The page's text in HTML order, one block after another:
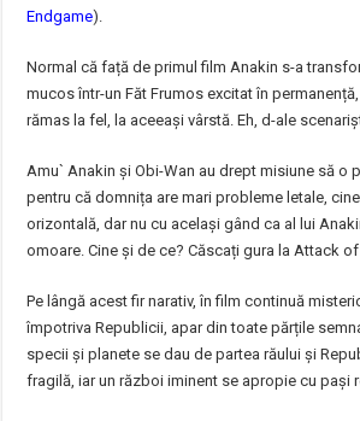
Endgame).
Normal că față de primul film Anakin s-a
mucos într-un Făt Frumos excitat în
rămas la fel, la aceeași vârstă. Eh, d-ale
Amu` Anakin și Obi-Wan au drept misiune să o
pentru că domnița are mari probleme letale,
orizontală, dar nu cu același gând ca al lui
omoare. Cine și de ce? Căscați gura la Attack
Pe lângă acest fir narativ, în film continuă
împotriva Republicii, apar din toate părțile
specii și planete se dau de partea răului și
fragilă, iar un război iminent se apropie cu pași